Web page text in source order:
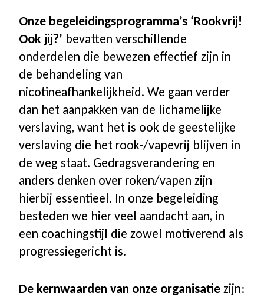
Aanbod voor uw bedrijf
Stappenplan & proces
Referenties
Academie Rookvrij!
Aanbod nascholing
Coach worden bij SineFuma
CO-meters
Onze begeleidingsprogramma’s ‘Rookvrij!
Ook jij?’ bevatten verschillende
onderdelen die bewezen effectief zijn in
de behandeling van
nicotineafhankelijkheid. We gaan verder
dan het aanpakken van de lichamelijke
verslaving, want het is ook de geestelijke
verslaving die het rook-/vapevrij blijven in
de weg staat. Gedragsverandering en
anders denken over roken/vapen zijn
hierbij essentieel. In onze begeleiding
besteden we hier veel aandacht aan, in
een coachingstijl die zowel motiverend als
progressiegericht is.
De kernwaarden van onze organisatiezijn: